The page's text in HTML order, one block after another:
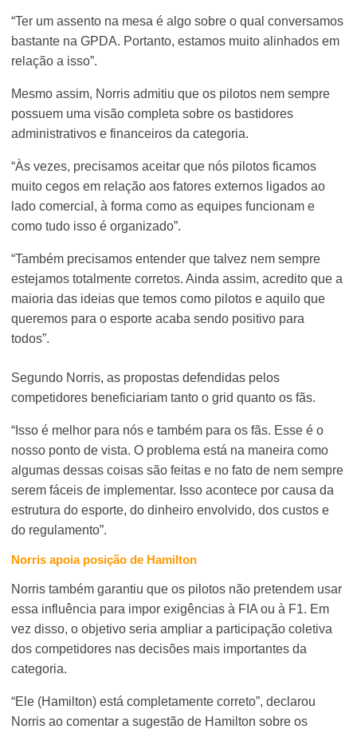
“Ter um assento na mesa é algo sobre o qual conversamos
bastante na GPDA. Portanto, estamos muito alinhados em
relação a isso”.
Mesmo assim, Norris admitiu que os pilotos nem sempre
possuem uma visão completa sobre os bastidores
administrativos e financeiros da categoria.
“Às vezes, precisamos aceitar que nós pilotos ficamos
muito cegos em relação aos fatores externos ligados ao
lado comercial, à forma como as equipes funcionam e
como tudo isso é organizado”.
“Também precisamos entender que talvez nem sempre
estejamos totalmente corretos. Ainda assim, acredito que a
maioria das ideias que temos como pilotos e aquilo que
queremos para o esporte acaba sendo positivo para
todos”.
Segundo Norris, as propostas defendidas pelos
competidores beneficiariam tanto o grid quanto os fãs.
“Isso é melhor para nós e também para os fãs. Esse é o
nosso ponto de vista. O problema está na maneira como
algumas dessas coisas são feitas e no fato de nem sempre
serem fáceis de implementar. Isso acontece por causa da
estrutura do esporte, do dinheiro envolvido, dos custos e
do regulamento”.
Norris apoia posição de Hamilton
Norris também garantiu que os pilotos não pretendem usar
essa influência para impor exigências à FIA ou à F1. Em
vez disso, o objetivo seria ampliar a participação coletiva
dos competidores nas decisões mais importantes da
categoria.
“Ele (Hamilton) está completamente correto”, declarou
Norris ao comentar a sugestão de Hamilton sobre os